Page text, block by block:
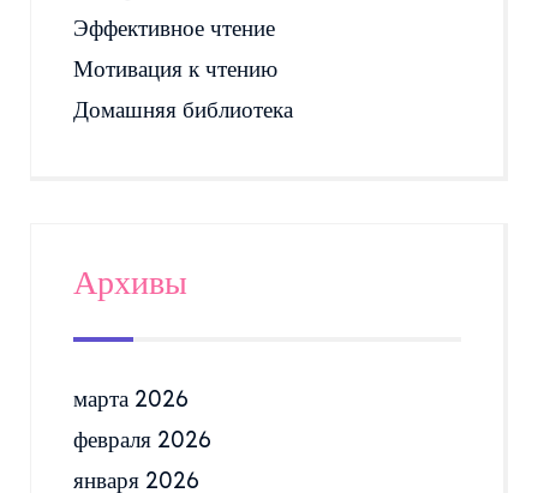
Эффективное чтение
Мотивация к чтению
Домашняя библиотека
Архивы
марта 2026
февраля 2026
января 2026